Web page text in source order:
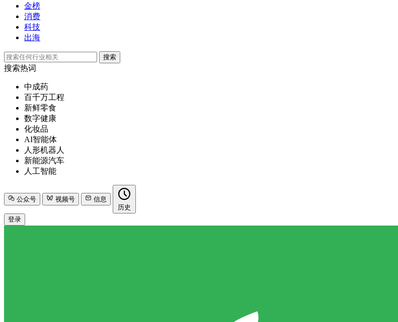
金榜
消费
科技
出海
搜索
搜索热词
中成药
百千万工程
新鲜零食
数字健康
化妆品
AI智能体
人形机器人
新能源汽车
人工智能
公众号 视频号
信息
历史
登录